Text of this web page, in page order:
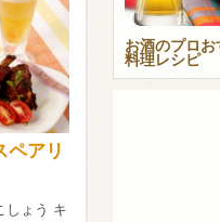
ペアリ
しょう キ
お酒のプロお
料理レシピ